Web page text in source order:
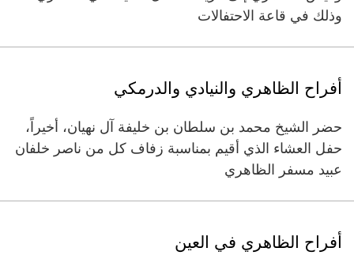
وذلك في قاعة الاحتفالات
أفراح الظاهري والنيادي والدرمكي
حضر الشيخ محمد بن سلطان بن خليفة آل نهيان، أخيراً،
حفل العشاء الذي أقيم بمناسبة زفاف كل من ناصر خلفان
عبيد مسفر الظاهري
أفراح الظاهري في العين